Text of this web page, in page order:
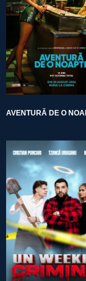
AVENTURĂ DE O